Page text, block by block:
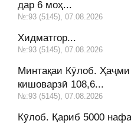
дар 6 моҳ...
№:93 (5145), 07.08.2026
Хидматгор...
№:93 (5145), 07.08.2026
Минтақаи Кӯлоб.
кишоварзӣ 108,6...
№:93 (5145), 07.08.2026
Кӯлоб. Қариб 5000